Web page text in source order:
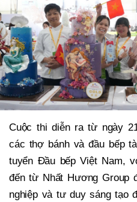
Cuộc thi diễn ra từ ngày
các thợ bánh và đầu bếp
tuyển Đầu bếp Việt Nam,
đến từ Nhất Hương Group
nghiệp và tư duy sáng tạo